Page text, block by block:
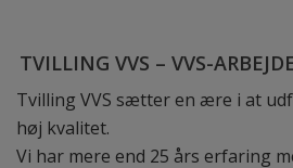
TVILLING VVS – VVS-
Tvilling VVS sætter en ære i at
høj kvalitet.
Vi har mere end 25 års erfaring